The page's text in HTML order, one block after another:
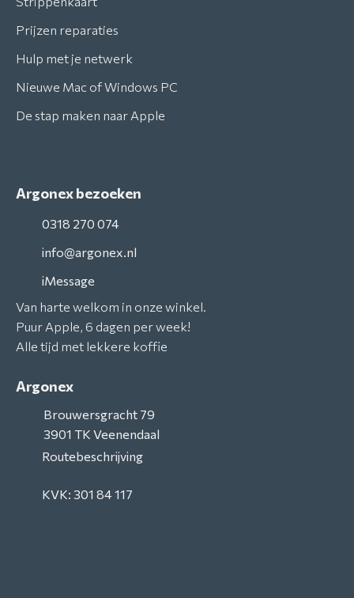
Prijzen reparaties
Hulp met je netwerk
Nieuwe Mac of Windows PC
De stap maken naar Apple
Argonex bezoeken
0318 270 074
info@argonex.nl
iMessage
Van harte welkom in onze winkel.
Puur Apple, 6 dagen per week!
Alle tijd met lekkere koffie
Argonex
Brouwersgracht 79
3901 TK Veenendaal
Routebeschrijving
KVK: 301 84 117